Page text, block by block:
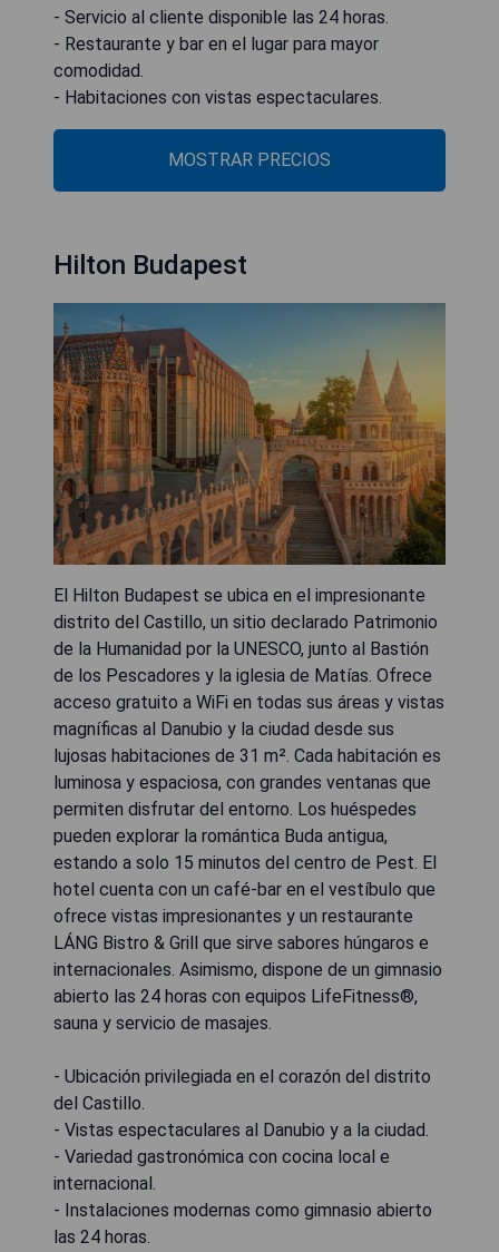
- Servicio al cliente disponible las 24 horas.
- Restaurante y bar en el lugar para mayor
comodidad.
- Habitaciones con vistas espectaculares.
MOSTRAR PRECIOS
Hilton Budapest
El Hilton Budapest se ubica en el impresionante
distrito del Castillo, un sitio declarado Patrimonio
de la Humanidad por la UNESCO, junto al Bastión
de los Pescadores y la iglesia de Matías. Ofrece
acceso gratuito a WiFi en todas sus áreas y vistas
magníficas al Danubio y la ciudad desde sus
lujosas habitaciones de 31 m². Cada habitación es
luminosa y espaciosa, con grandes ventanas que
permiten disfrutar del entorno. Los huéspedes
pueden explorar la romántica Buda antigua,
estando a solo 15 minutos del centro de Pest. El
hotel cuenta con un café-bar en el vestíbulo que
ofrece vistas impresionantes y un restaurante
LÁNG Bistro & Grill que sirve sabores húngaros e
internacionales. Asimismo, dispone de un gimnasio
abierto las 24 horas con equipos LifeFitness®,
sauna y servicio de masajes.
- Ubicación privilegiada en el corazón del distrito
del Castillo.
- Vistas espectaculares al Danubio y a la ciudad.
- Variedad gastronómica con cocina local e
internacional.
- Instalaciones modernas como gimnasio abierto
las 24 horas.